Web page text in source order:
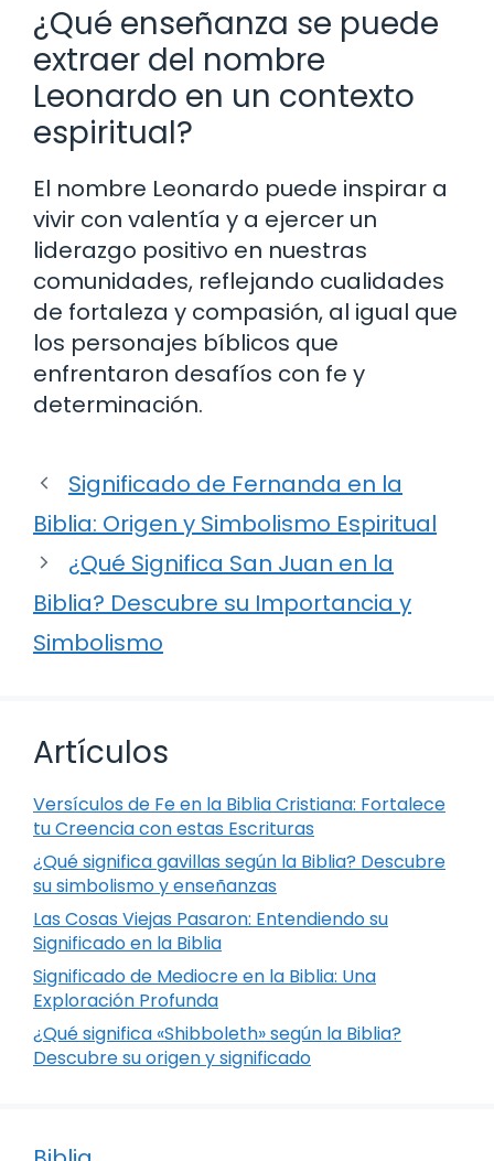
¿Qué enseñanza se puede
extraer del nombre
Leonardo en un contexto
espiritual?
El nombre Leonardo puede inspirar a
vivir con valentía y a ejercer un
liderazgo positivo en nuestras
comunidades, reflejando cualidades
de fortaleza y compasión, al igual que
los personajes bíblicos que
enfrentaron desafíos con fe y
determinación.
Significado de Fernanda en la
Biblia: Origen y Simbolismo Espiritual
¿Qué Significa San Juan en la
Biblia? Descubre su Importancia y
Simbolismo
Artículos
Versículos de Fe en la Biblia Cristiana: Fortalece
tu Creencia con estas Escrituras
¿Qué significa gavillas según la Biblia? Descubre
su simbolismo y enseñanzas
Las Cosas Viejas Pasaron: Entendiendo su
Significado en la Biblia
Significado de Mediocre en la Biblia: Una
Exploración Profunda
¿Qué significa «Shibboleth» según la Biblia?
Descubre su origen y significado